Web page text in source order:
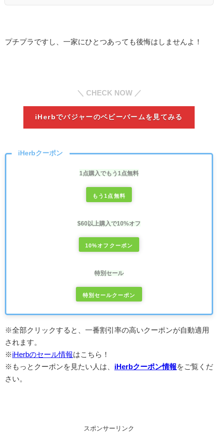
プチプラですし、一家にひとつあっても後悔はしませんよ！
＼ CHECK NOW ／
iHerbでバジャーのベビーバームを見てみる
iHerbクーポン
1点購入でもう1点無料
もう1点無料
$60以上購入で10%オフ
10%オフクーポン
特別セール
特別セールクーポン
※全部クリックすると、一番割引率の高いクーポンが自動適用
されます。
※ iHerbのセール情報はこちら！
※もっとクーポンを見たい人は、 iHerbクーポン情報 をご覧くだ
さい。
スポンサーリンク